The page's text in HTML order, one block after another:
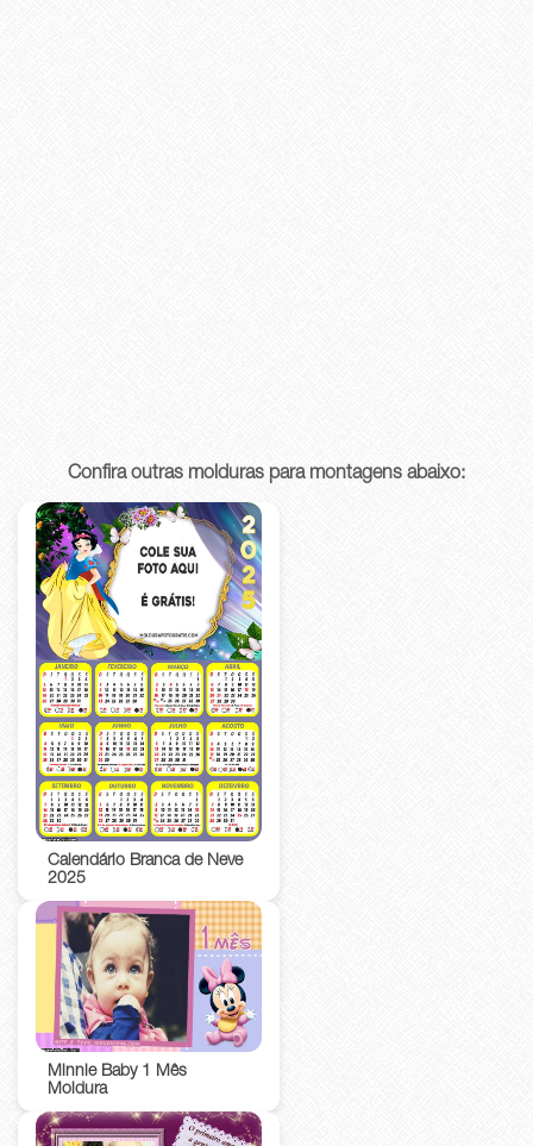
Confira outras molduras para montagens abaixo:
Calendário Branca de Neve
2025
Minnie Baby 1 Mês
Moldura